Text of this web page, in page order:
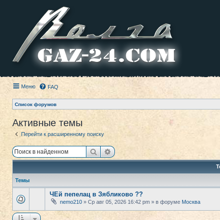
Меню FAQ
Список форумов
Активные темы
Перейти к расширенному поиску
ПоискРасширенный поиск
Темы
ЧЕй пепелац в Зябликово ??
nemo210 » Ср авг 05, 2026 16:42 pm » в форуме Москва